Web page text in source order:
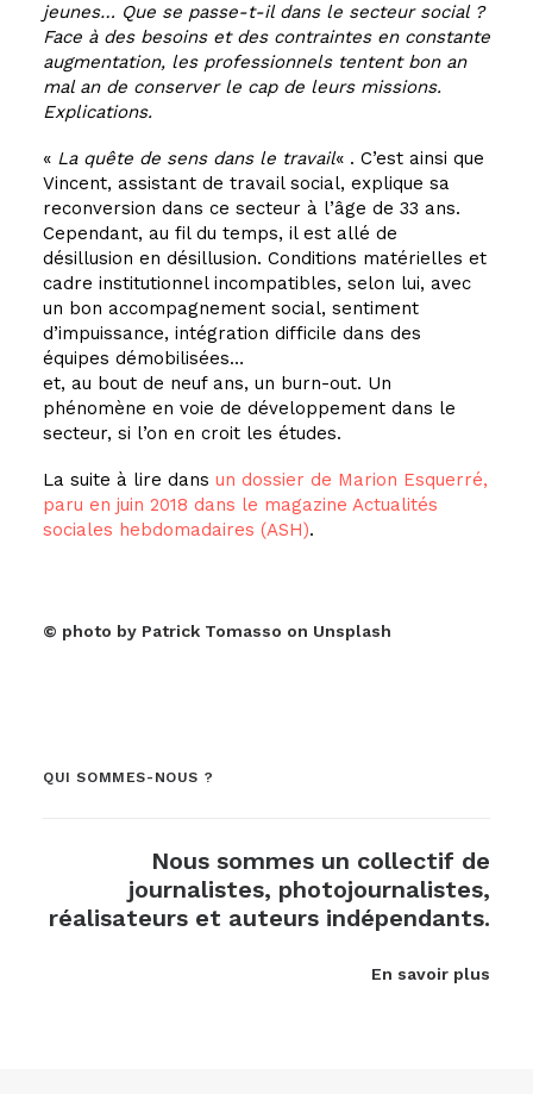
jeunes… Que se passe-t-il dans le secteur social ?
Face à des besoins et des contraintes en constante
augmentation, les professionnels tentent bon an
mal an de conserver le cap de leurs missions.
Explications.
« La quête de sens dans le travail« . C’est ainsi que
Vincent, assistant de travail social, explique sa
reconversion dans ce secteur à l’âge de 33 ans.
Cependant, au fil du temps, il est allé de
désillusion en désillusion. Conditions matérielles et
cadre institutionnel incompatibles, selon lui, avec
un bon accompagnement social, sentiment
d’impuissance, intégration difficile dans des
équipes démobilisées…
et, au bout de neuf ans, un burn-out. Un
phénomène en voie de développement dans le
secteur, si l’on en croit les études.
La suite à lire dans un dossier de Marion Esquerré,
paru en juin 2018 dans le magazine Actualités
sociales hebdomadaires (ASH).
© photo by Patrick Tomasso on Unsplash
QUI SOMMES-NOUS ?
Nous sommes un collectif de
journalistes, photojournalistes,
réalisateurs et auteurs indépendants.
En savoir plus